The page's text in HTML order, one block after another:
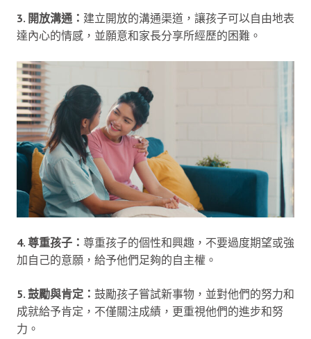
3. 開放溝通： 建立開放的溝通渠道，讓孩子可以自由地表
達內心的情感，並願意和家長分享所經歷的困難。
4. 尊重孩子： 尊重孩子的個性和興趣，不要過度期望或強
加自己的意願，給予他們足夠的自主權。
5. 鼓勵與肯定： 鼓勵孩子嘗試新事物，並對他們的努力和
成就給予肯定，不僅關注成績，更重視他們的進步和努
力。